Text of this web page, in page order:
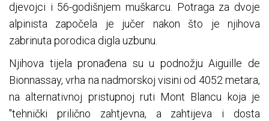
djevojci i 56-godišnjem muškarcu. Potraga za dvoje
alpinista započela je jučer nakon što je njihova
zabrinuta porodica digla uzbunu.
Njihova tijela pronađena su u podnožju Aiguille de
Bionnassay, vrha na nadmorskoj visini od 4052 metara,
na alternativnoj pristupnoj ruti Mont Blancu koja je
"tehnički prilično zahtjevna, a zahtijeva i dosta